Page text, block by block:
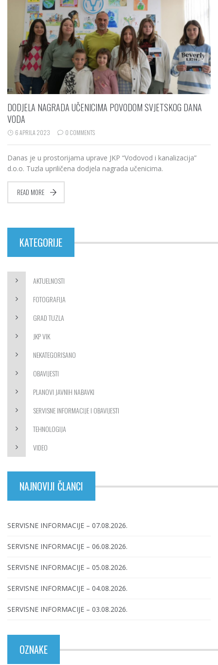
DODJELA NAGRADA UČENICIMA POVODOM SVJETSKOG DANA
VODA
6 APRILA 2023 0 COMMENTS
Danas je u prostorijama uprave JKP “Vodovod i kanalizacija”
d.o.o. Tuzla upriličena dodjela nagrada učenicima.
READ MORE
KATEGORIJE
AKTUELNOSTI
FOTOGRAFIJA
GRAD TUZLA
JKP VIK
NEKATEGORISANO
OBAVIJESTI
PLANOVI JAVNIH NABAVKI
SERVISNE INFORMACIJE I OBAVIJESTI
TEHNOLOGIJA
VIDEO
NAJNOVIJI ČLANCI
SERVISNE INFORMACIJE – 07.08.2026.
SERVISNE INFORMACIJE – 06.08.2026.
SERVISNE INFORMACIJE – 05.08.2026.
SERVISNE INFORMACIJE – 04.08.2026.
SERVISNE INFORMACIJE – 03.08.2026.
OZNAKE